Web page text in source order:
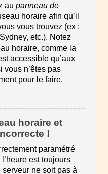
au panneau de
horaire afin qu’il
vous trouvez (ex :
etc.). Notez
horaire, comme la
accessible qu’aux
vous n’êtes pas
pour le faire.
horaire et
!
paramétré
est toujours
ne soit pas à